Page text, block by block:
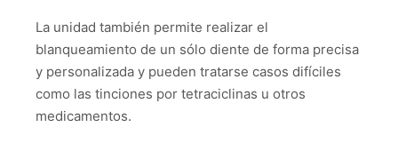
La unidad también permite realizar el
blanqueamiento de un sólo diente de forma precisa
y personalizada y pueden tratarse casos difíciles
como las tinciones por tetraciclinas u otros
medicamentos.